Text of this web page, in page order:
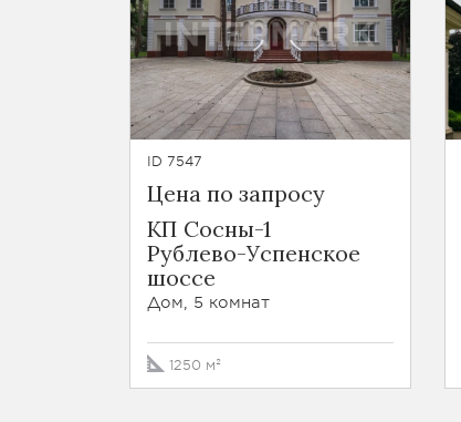
ID 7547
Цена по запросу
КП Сосны-1
Рублево-Успенское
шоссе
Дом, 5 комнат
1250 м²